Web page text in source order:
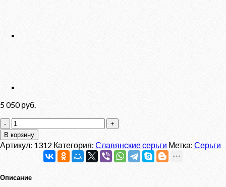
5 050руб.
Количество
товара
Серьги
"Птицы
Сирины"
В корзину
Артикул: 1312 Категория: Славянские серьги Метка: Серьги
Описание